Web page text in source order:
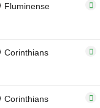
Fluminense
Corinthians
Corinthians